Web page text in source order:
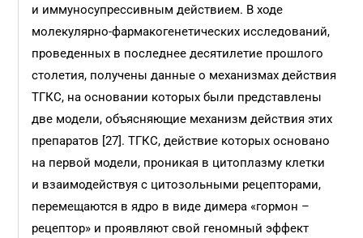
и иммуносупрессивным действием. В ходе
молекулярно-фармакогенетических исследований,
проведенных в последнее десятилетие прошлого
столетия, получены данные о механизмах действия
ТГКС, на основании которых были представлены
две модели, объясняющие механизм действия этих
препаратов [27]. ТГКС, действие которых основано
на первой модели, проникая в цитоплазму клетки
и взаимодействуя с цитозольными рецепторами,
перемещаются в ядро в виде димера «гормон –
рецептор» и проявляют свой геномный эффект